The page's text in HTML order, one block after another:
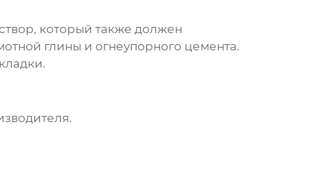
который также должен
глины и огнеупорного цемента.